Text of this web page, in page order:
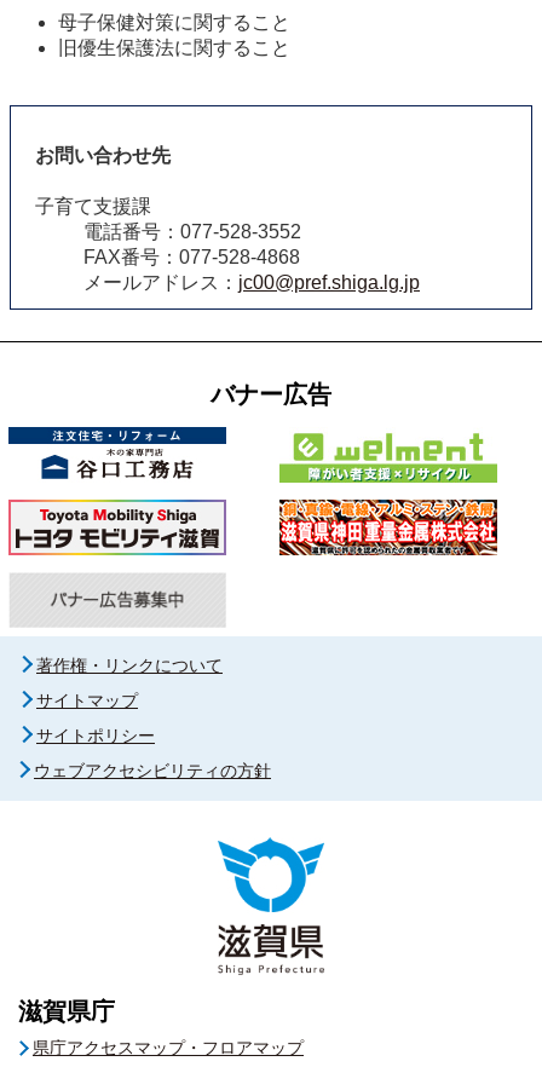
母子保健対策に関すること
旧優生保護法に関すること
お問い合わせ先
子育て支援課
電話番号：077-528-3552
FAX番号：077-528-4868
メールアドレス： jc00@pref.shiga.lg.jp
バナー広告
著作権・リンクについて
サイトマップ
サイトポリシー
ウェブアクセシビリティの方針
滋賀県庁
県庁アクセスマップ・フロアマップ